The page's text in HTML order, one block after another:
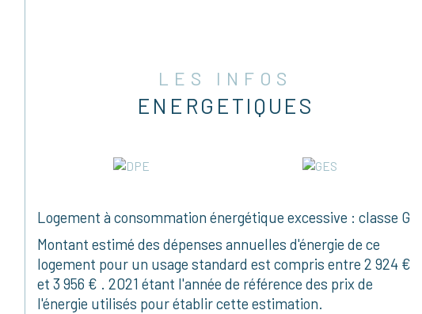
LES INFOS
ENERGETIQUES
Logement à consommation énergétique excessive : classe G
Montant estimé des dépenses annuelles d'énergie de ce
logement pour un usage standard est compris entre 2 924 €
et 3 956 € . 2021 étant l'année de référence des prix de
l'énergie utilisés pour établir cette estimation.